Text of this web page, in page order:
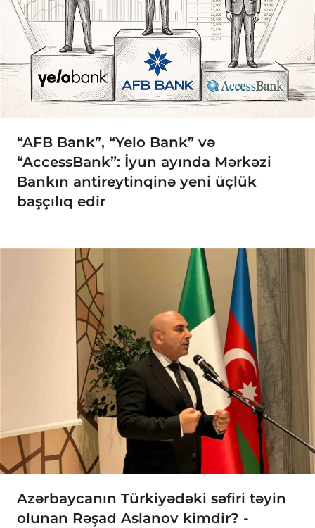
“AFB Bank”, “Yelo Bank” və
“AccessBank”: İyun ayında Mərkəzi
Bankın antireytinqinə yeni üçlük
başçılıq edir
Azərbaycanın Türkiyədəki səfiri təyin
olunan Rəşad Aslanov kimdir? -